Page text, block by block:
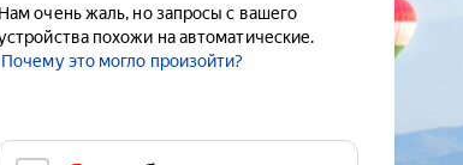
Нам очень жаль, но запросы с вашего
похожи на автоматические.
Почему это могло произойти?